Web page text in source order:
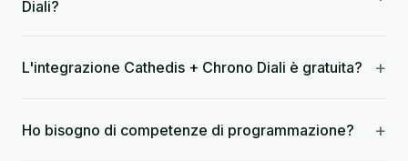
Diali?
L'integrazione Cathedis + Chrono Diali è gratuita? +
Ho bisogno di competenze di programmazione? +